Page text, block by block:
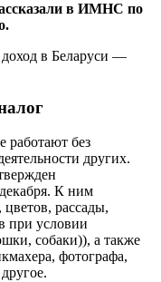
в ИМНС по
работают без
других.
К ним
рассады,
при условии
собаки)), а также
фотографа,